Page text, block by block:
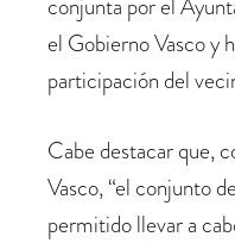
conjunta por el
el Gobierno Vasco y
participación del
Cabe destacar que,
Vasco, “el conjunto
permitido llevar a